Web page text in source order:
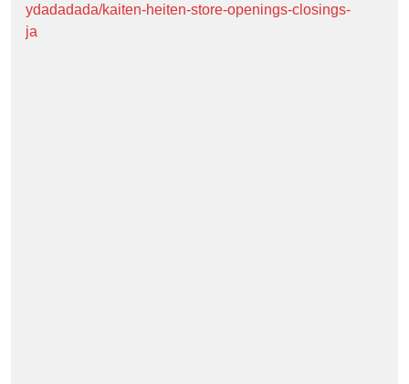
ydadadada/kaiten-heiten-store-openings-closings-
ja